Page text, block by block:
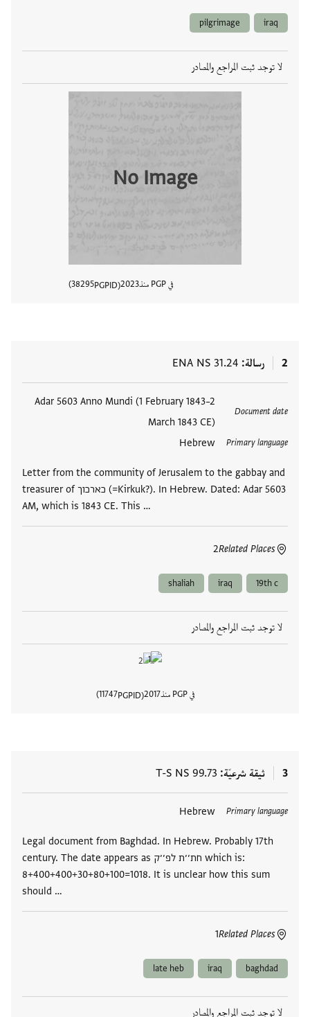
iraq
pilgrimage
لا توجد ثبت المراجع والمصادر
No Image
في PGP منذ 2023
PGPID
38295
2 رسالة ENA NS 31.24
Document date
Adar 5603 Anno Mundi (1 February 1843–2
March 1843 CE)
Primary language
Hebrew
Letter from the community of Jerusalem to the gabbay and
treasurer of כארכוך (=Kirkuk?). In Hebrew. Dated: Adar 5603
AM, which is 1843 CE. This …
Related Places
2
19th c
iraq
shaliah
لا توجد ثبت المراجع والمصادر
في PGP منذ 2017
PGPID
11747
3 ثيقة شرعيّة T-S NS 99.73
Primary language
Hebrew
Legal document from Baghdad. In Hebrew. Probably 17th
century. The date appears as חת׳׳ת לפ׳׳ק which is:
8+400+400+30+80+100=1018. It is unclear how this sum
should …
Related Places
1
العلامات
baghdad
iraq
late heb
لا توجد ثبت المراجع والمصادر